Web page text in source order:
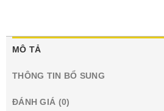
MÔ TẢ
THÔNG TIN BỔ SUNG
ĐÁNH GIÁ (0)